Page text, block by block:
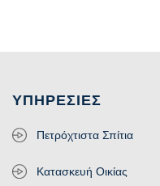
ΥΠΗΡΕΣΊΕΣ
Πετρόχτιστα Σπίτια
Κατασκευή Οικίας